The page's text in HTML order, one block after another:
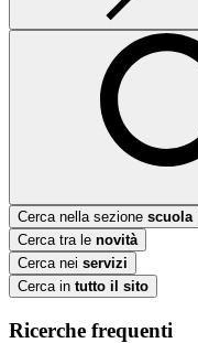
Cerca nella sezione scuola
Cerca tra le novità
Cerca nei servizi
Cerca in tutto il sito
Ricerche frequenti